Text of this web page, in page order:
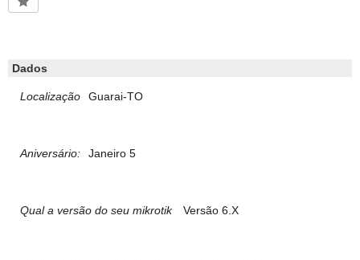
Dados
Localização Guarai-TO
Aniversário: Janeiro 5
Qual a versão do seu mikrotik Versão 6.X